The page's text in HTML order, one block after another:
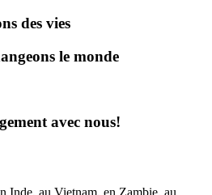
des vies
le monde
avec nous!
Inde, au Vietnam, en Zambie, au